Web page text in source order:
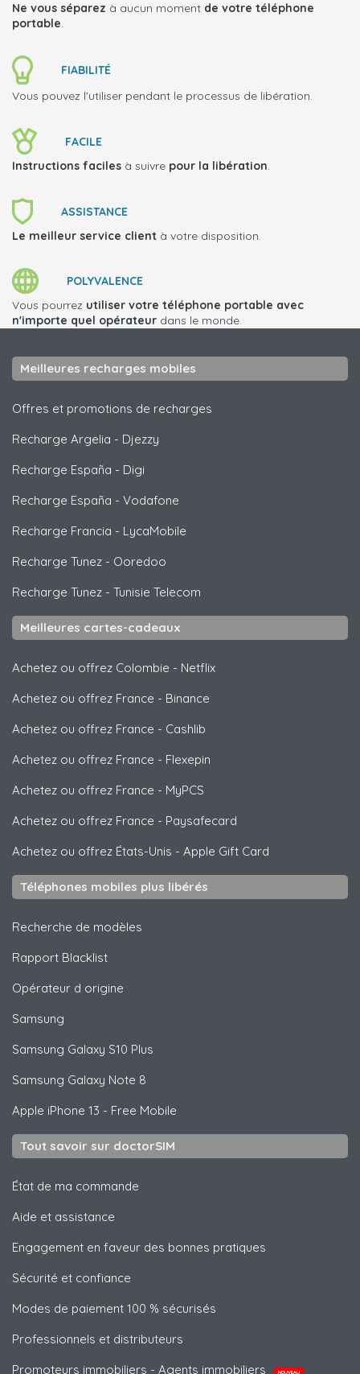
Ne vous séparez à aucun moment de votre téléphone
portable.
FIABILITÉ
Vous pouvez l'utiliser pendant le processus de libération.
FACILE
Instructions faciles à suivre pour la libération.
ASSISTANCE
Le meilleur service client à votre disposition.
POLYVALENCE
Vous pourrez utiliser votre téléphone portable avec
n'importe quel opérateur dans le monde.
Meilleures recharges mobiles
Offres et promotions de recharges
Recharge Argelia - Djezzy
Recharge España - Digi
Recharge España - Vodafone
Recharge Francia - LycaMobile
Recharge Tunez - Ooredoo
Recharge Tunez - Tunisie Telecom
Meilleures cartes-cadeaux
Achetez ou offrez Colombie - Netflix
Achetez ou offrez France - Binance
Achetez ou offrez France - Cashlib
Achetez ou offrez France - Flexepin
Achetez ou offrez France - MyPCS
Achetez ou offrez France - Paysafecard
Achetez ou offrez États-Unis - Apple Gift Card
Téléphones mobiles plus libérés
Recherche de modèles
Rapport Blacklist
Opérateur d origine
Samsung
Samsung Galaxy S10 Plus
Samsung Galaxy Note 8
Apple iPhone 13 - Free Mobile
Tout savoir sur doctorSIM
État de ma commande
Aide et assistance
Engagement en faveur des bonnes pratiques
Sécurité et confiance
Modes de paiement 100 % sécurisés
Professionnels et distributeurs
Promoteurs immobiliers - Agents immobiliers
NOUVEAU